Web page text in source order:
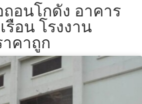
อนโกดัง อาคาร
รือน โรงงาน
คาถูก